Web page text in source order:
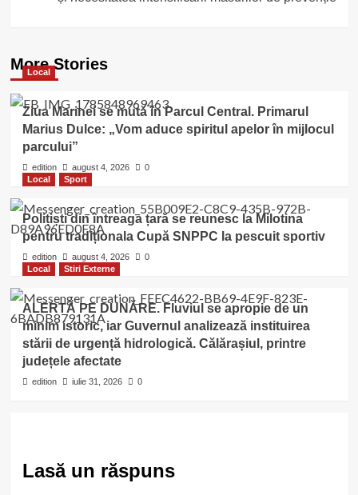
More Stories
Local
Ziua Marinei se mută în Parcul Central. Primarul
Marius Dulce: „Vom aduce spiritul apelor în mijlocul
parcului”
edition august 4, 2026
0
Local
Sport
Polițiști din întreaga țară se reunesc la Milotina
pentru tradiționala Cupă SNPPC la pescuit sportiv
edition august 4, 2026
0
Local
Stiri Externe
ALERTĂ PE DUNĂRE. Fluviul se apropie de un
minim istoric, iar Guvernul analizează instituirea
stării de urgență hidrologică. Călărașiul, printre
județele afectate
edition iulie 31, 2026 0
Lasă un răspuns